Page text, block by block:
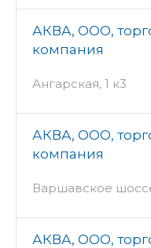
АКВА, ООО,
компания
Ангарская, 1 к3
АКВА, ООО,
компания
Варшавское
АКВА, ООО,